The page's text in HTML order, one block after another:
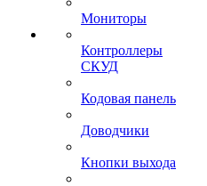
Мониторы
Контроллеры
СКУД
Кодовая панель
Доводчики
Кнопки выхода